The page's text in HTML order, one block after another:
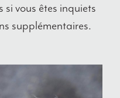
vous êtes inquiets
supplémentaires.